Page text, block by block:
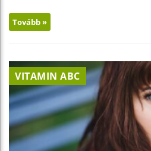
Tovább »
VITAMIN ABC